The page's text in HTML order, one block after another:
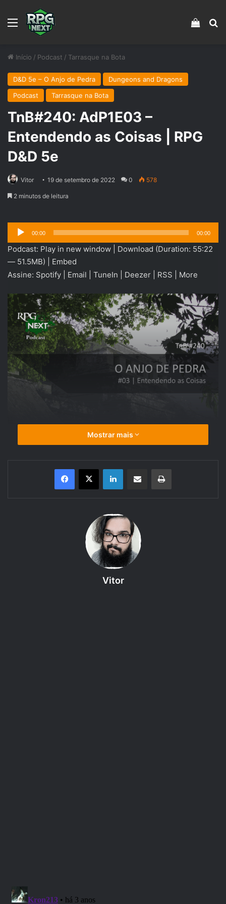
Menu Veja
Início / Podcast / Tarrasque na Bota
D&D 5e – O Anjo de Pedra
Dungeons and Dragons
Podcast
Tarrasque na Bota
TnB#240: AdP1E03 –
Entendendo as Coisas | RPG
D&D 5e
Vitor 19 de setembro de 2022 0 578
2 minutos de leitura
Tocador
de
áudio
00:00 00:00
Podcast: Play in new window Download (Duration: 55:22
— 51.5MB) | Embed
Assine: Spotify Email TuneIn Deezer RSS More
apresenta: Primeira Temporada de
, uma aventura do RPGD&D 5e
Episódio 03 – Entendendo as
Mostrar mais
Linkedin Compartilhar via e-mail Imprimir
Vitor